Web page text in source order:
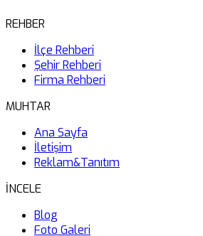
REHBER
İlçe Rehberi
Şehir Rehberi
Firma Rehberi
MUHTAR
Ana Sayfa
İletişim
Reklam&Tanıtım
İNCELE
Blog
Foto Galeri